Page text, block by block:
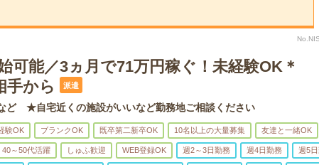
可能／3ヵ月で71万円稼ぐ！未経験OK＊
手から
派遣
ど ★自宅近くの施設がいいなど勤務地ご相談ください
験OK ブランクOK 既卒第二新卒OK 10名以上の大量募集 友達と一緒OK
40～50代活躍 しゅふ歓迎 WEB登録OK 週2～3日勤務 週4日勤務 週5